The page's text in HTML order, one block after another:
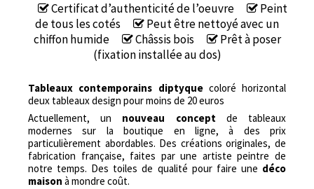
Certificat d’authenticité de l’oeuvre
Peint
de tous les cotés
Peut être nettoyé avec un
chiffon humide
Châssis bois
Prêt à poser
(fixation installée au dos)
Tableaux contemporains diptyquecoloré horizontal
deux tableaux design pour moins de 20 euros
Actuellement, un nouveau conceptde tableaux
modernes sur la boutique en ligne, à des prix
particulièrement abordables. Des créations originales, de
fabrication française, faites par une artiste peintre de
notre temps. Des toiles de qualité pour faire une déco
maison à mondre coût.